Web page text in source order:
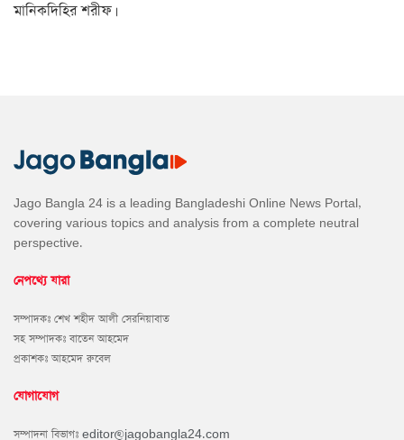
মানিকদিহির শরীফ।
Jago Bangla 24 is a leading Bangladeshi Online News Portal,
covering various topics and analysis from a complete neutral
perspective.
নেপথ্যে যারা
সম্পাদকঃ শেখ শহীদ আলী সেরনিয়াবাত
সহ সম্পাদকঃ বাতেন আহমেদ
প্রকাশকঃ আহমেদ রুবেল
যোগাযোগ
সম্পাদনা বিভাগঃ editor@jagobangla24.com